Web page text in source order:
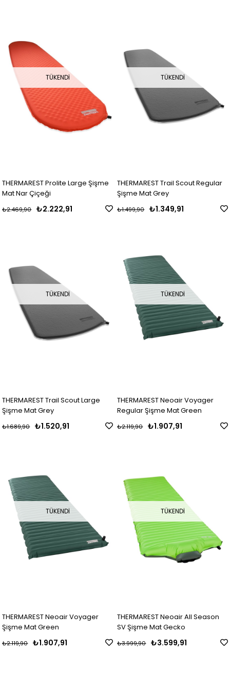
TÜKENDI
THERMAREST Prolite Large Şişme
Mat Nar Çiçeği
₺2.222,91
₺2.469,90
TÜKENDI
THERMAREST Trail Scout Regular
Şişme Mat Grey
₺1.349,91
₺1.499,90
TÜKENDI
THERMAREST Trail Scout Large
Şişme Mat Grey
₺1.520,91
₺1.689,90
TÜKENDI
THERMAREST Neoair Voyager
Regular Şişme Mat Green
₺1.907,91
₺2.119,90
TÜKENDI
THERMAREST Neoair Voyager
Şişme Mat Green
₺1.907,91
₺2.119,90
TÜKENDI
THERMAREST Neoair All Season
SV Şişme Mat Gecko
₺3.599,91
₺3.999,90